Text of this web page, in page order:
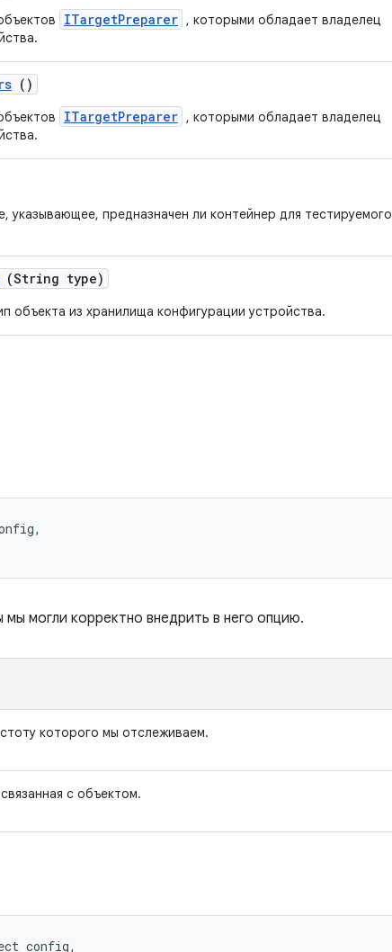
ITargetPreparer , которыми обладает владелец
()
ITargetPreparer , которыми обладает владелец
указывающее, предназначен ли контейнер для тестируемого
(String type)
объекта из хранилища конфигурации устройства.
могли корректно внедрить в него опцию.
которого мы отслеживаем.
с объектом.
config,